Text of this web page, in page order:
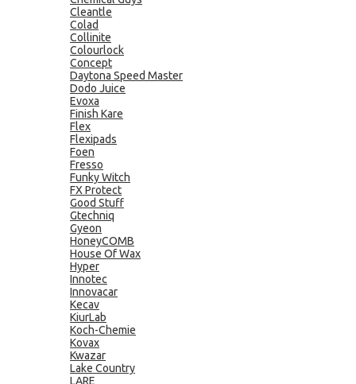
Cleantle
Colad
Collinite
Colourlock
Concept
Daytona Speed Master
Dodo Juice
Evoxa
Finish Kare
Flex
Flexipads
Foen
Fresso
Funky Witch
FX Protect
Good Stuff
Gtechniq
Gyeon
HoneyCOMB
House Of Wax
Hyper
Innotec
Innovacar
Kecav
KiurLab
Koch-Chemie
Kovax
Kwazar
Lake Country
LARE